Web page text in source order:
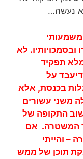
נעשה…
משמעותי
לא
תפקיד
על
בכנסת, אלא
משני עשורים
התקופה של
המשטרה. אם
– והייתי
תוכן של ממש